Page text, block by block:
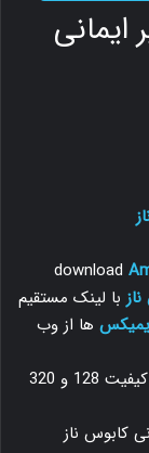
ایمانی
download
با لینک مستقیم
ها از وب
و 320